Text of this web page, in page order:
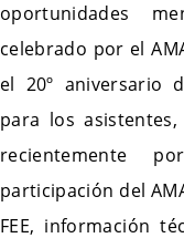
oportunidades
celebrado por el
el 20º aniversario
para los
recientemente
participación del
FEE, información